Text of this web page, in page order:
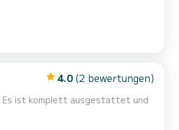
4.0 (2 bewertungen)